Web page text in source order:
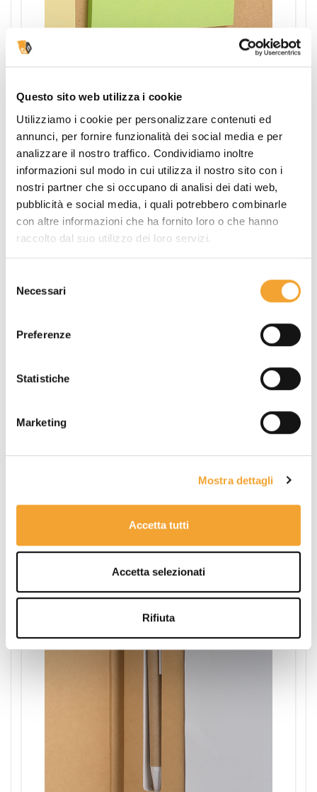
Questo sito web utilizza i cookie
Utilizziamo i cookie per personalizzare contenuti ed
annunci, per fornire funzionalità dei social media e per
analizzare il nostro traffico. Condividiamo inoltre
informazioni sul modo in cui utilizza il nostro sito con i
nostri partner che si occupano di analisi dei dati web,
pubblicità e social media, i quali potrebbero combinarle
con altre informazioni che ha fornito loro o che hanno
raccolto dal suo utilizzo dei loro servizi.
delNecessari
Preferenze
Statistiche
Marketing
Mostra dettagli
Accetta tutti
Accetta selezionati
Rifiuta
100 fogli in carta bianca riciclata
posizionati su terza di copertina e
bloccati da un elastico in polyester.
Un'ampia area dedicata alla scrittura o
il disegno.
all'interno di un'apposita custodia
anch'essa in cartone riciclato.